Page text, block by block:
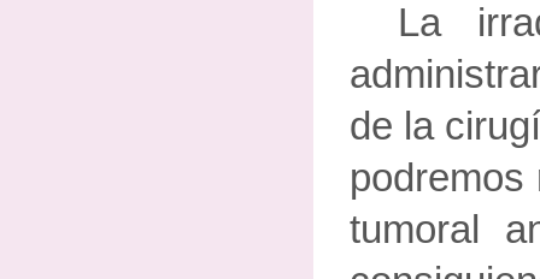
La
de la
podremos
tumoral